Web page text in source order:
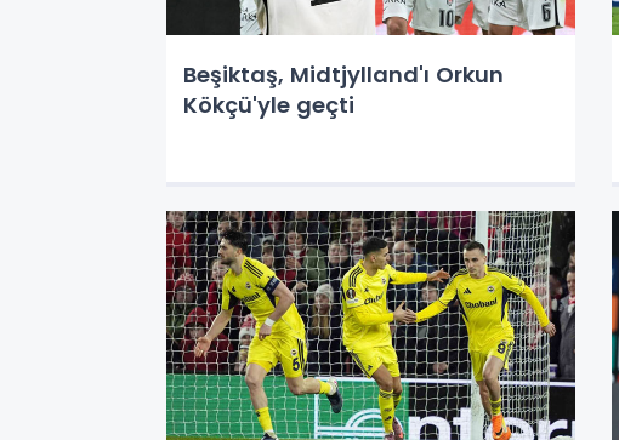
Beşiktaş, Midtjylland'ı Orkun
Kökçü'yle geçti